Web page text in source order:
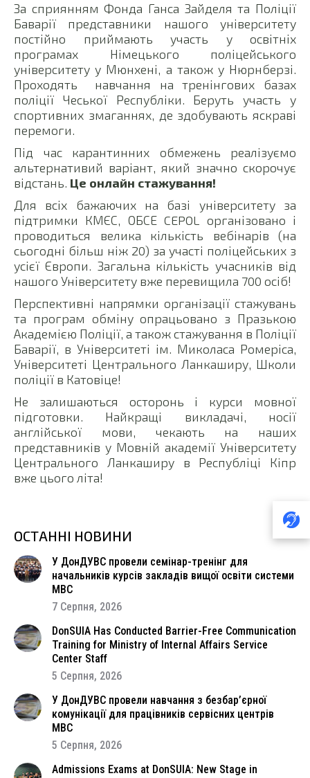
За сприянням Фонда Ганса Зайделя та Поліції
Баварії представники нашого університету
постійно приймають участь у освітніх
програмах Німецького поліцейського
університету у Мюнхені, а також у Нюрнберзі.
Проходять навчання на тренінгових базах
поліції Чеської Республіки. Беруть участь у
спортивних змаганнях, де здобувають яскраві
перемоги.
Під час карантинних обмежень реалізуємо
альтернативий варіант, який значно скорочує
відстань. Це онлайн стажування!
Для всіх бажаючих на базі університету за
підтримки КМЄС, ОБСЕ CEPOL організовано і
проводиться велика кількість вебінарів (на
сьогодні більш ніж 20) за участі поліцейських з
усієї Європи. Загальна кількість учасників від
нашого Університету вже перевищила 700 осіб!
Перспективні напрямки організації стажувань
та програм обміну опрацьовано з Празькою
Академією Поліції, а також стажування в Поліції
Баварії, в Університеті ім. Миколаса Ромеріса,
Університеті Центрального Ланкаширу, Школи
поліції в Катовіце!
Не залишаються осторонь і курси мовної
підготовки. Найкращі викладачі, носії
англійської мови, чекають на наших
представників у Мовній академії Університету
Центрального Ланкаширу в Республіці Кіпр
вже цього літа!
ОСТАННІ НОВИНИ
У ДонДУВС провели семінар-тренінг для
начальників курсів закладів вищої освіти системи
МВС
7 Серпня, 2026
DonSUIA Has Conducted Barrier-Free Communication
Training for Ministry of Internal Affairs Service
Center Staff
5 Серпня, 2026
У ДонДУВС провели навчання з безбар’єрної
комунікації для працівників сервісних центрів
МВС
5 Серпня, 2026
Admissions Exams at DonSUIA: New Stage in